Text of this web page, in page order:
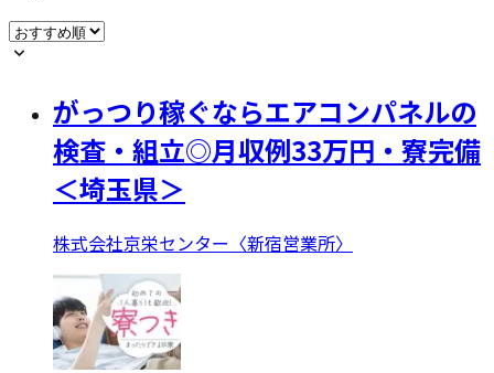
がっつり稼ぐならエアコンパネルの
検査・組立◎月収例33万円・寮完備
＜埼玉県＞
株式会社京栄センター〈新宿営業所〉